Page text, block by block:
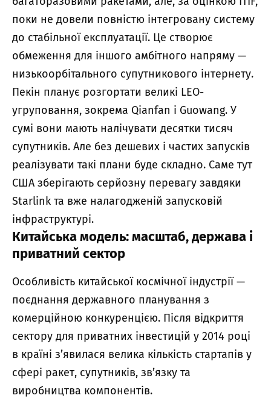
поки не довели повністю інтегровану систему
до стабільної експлуатації. Це створює
обмеження для іншого амбітного напряму —
низькоорбітального супутникового інтернету.
Пекін планує розгортати великі LEO-
угруповання, зокрема Qianfan і Guowang. У
сумі вони мають налічувати десятки тисяч
супутників. Але без дешевих і частих запусків
реалізувати такі плани буде складно. Саме тут
США зберігають серйозну перевагу завдяки
Starlink та вже налагодженій запусковій
інфраструктурі.
Китайська модель: масштаб, держава і
приватний сектор
Особливість китайської космічної індустрії —
поєднання державного планування з
комерційною конкуренцією. Після відкриття
сектору для приватних інвестицій у 2014 році
в країні з’явилася велика кількість стартапів у
сфері ракет, супутників, зв’язку та
виробництва компонентів.